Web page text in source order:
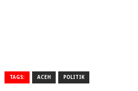
TAGS: ACEH POLITIK